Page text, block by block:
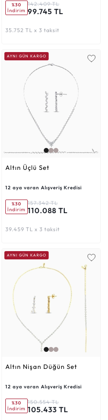
%30
İndirim
142.409 TL
99.745 TL
35.752 TL x 3 taksit
AYNI GÜN KARGO
Altın Üçlü Set
12 aya varan Alışveriş Kredisi
%30
İndirim
157.342 TL
110.088 TL
39.459 TL x 3 taksit
AYNI GÜN KARGO
Altın Nişan Düğün Set
12 aya varan Alışveriş Kredisi
%30
İndirim
150.554 TL
105.433 TL